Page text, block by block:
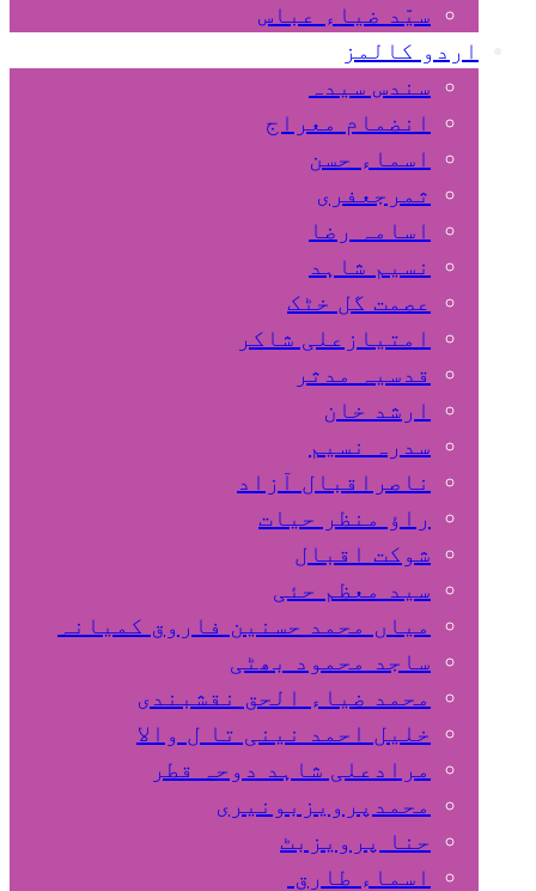
سیّد ضیاء عباس
اردو کالمز
سندس سیدہ
انضمام معراج
اسماء حسن
ثمرجعفری
اسامہ رضا
نسیم شاہد
عصمت گل خٹک
امتیازعلی شاکر
قدسیہ مدثر
ارشد خان
سدرہ نسیم
ناصراقبال آزاد
راؤ منظر حیات
شوکت اقبال
سید معظم حئی
میاں محمد حسنین فاروق کمیانہ
ساجد محمود بھٹی
محمد ضیاء الحق نقشبندی
خلیل احمد نینی تا ل والا
مرادعلی شاہد دوحہ قطر
محمدپرویزبونیری
حنا پرویزبٹ
اسماء طارق